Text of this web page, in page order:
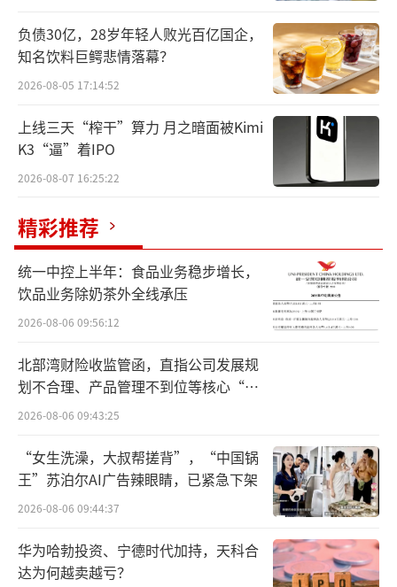
补足品牌阵容
Color Wow来自美国，由美业资深创业者
Gail Federici于2013年创立，专注解决染发护
理、毛躁控制、丰盈蓬松和卷发护理等“顽固
发质问题”，凭借高功效、高性价比的定位和
创新技术，在护发领域迅速崛起。
目前Color Wow尚未正式进入中国市场，
从官网信息来看，Color Wow产品单价超200
元，定位高端专业护发品牌。根据公开报道，C
olor Wow在过去三年销售额实现“翻倍再翻
求10亿美元的估值。
高速增长是被欧莱雅看上的原因之一。在
欧莱雅对外披露的信息中如此形容该品牌：“C
olor Wow是全球增长最快、最具创新力的专业
护发品牌之一。”
在欧莱雅的计划中，Color Wow是对其专
业美发业务部门品牌阵容的补充。欧莱雅专业
负债30亿，28岁年轻人败光百亿国企，
知名饮料巨鳄悲情落幕？
2026-08-05 17:14:52
上线三天“榨干”算力 月之暗面被Kimi
K3“逼”着IPO
2026-08-07 16:25:22
精彩推荐
统一中控上半年：食品业务稳步增长，
饮品业务除奶茶外全线承压
2026-08-06 09:56:12
北部湾财险收监管函，直指公司发展规
划不合理、产品管理不到位等核心“痛
点”
2026-08-06 09:43:25
“女生洗澡，大叔帮搓背”，“中国锅
王”苏泊尔AI广告辣眼睛，已紧急下架
2026-08-06 09:44:37
华为哈勃投资、宁德时代加持，天科合
达为何越卖越亏？